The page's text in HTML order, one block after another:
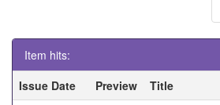
Item hits:
Issue Date
Preview Title